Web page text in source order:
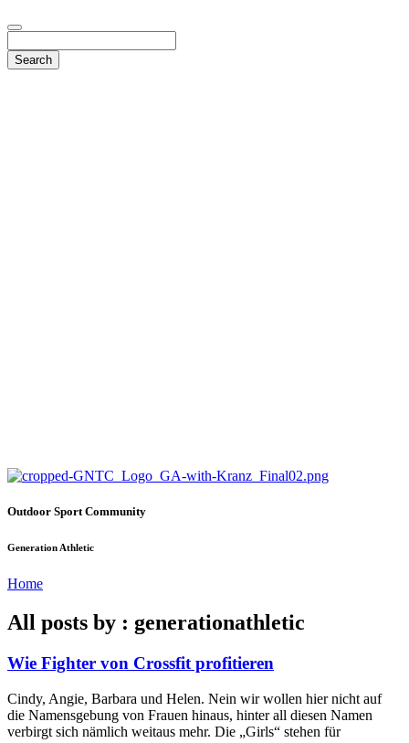
Outdoor Sport Community
Generation Athletic
Home
All posts by : generationathletic
Wie Fighter von Crossfit profitieren
Cindy, Angie, Barbara und Helen. Nein wir wollen hier nicht auf
die Namensgebung von Frauen hinaus, hinter all diesen Namen
verbirgt sich nämlich weitaus mehr. Die „Girls“ stehen für